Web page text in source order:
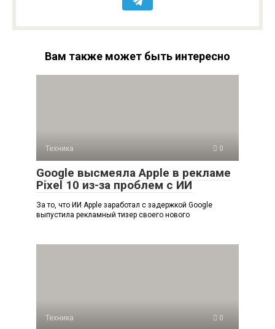
Вам также может быть интересно
Техника 0
Google высмеяла Apple в рекламе
Pixel 10 из-за проблем с ИИ
За то, что ИИ Apple заработал с задержкой Google
выпустила рекламный тизер своего нового
Техника 0